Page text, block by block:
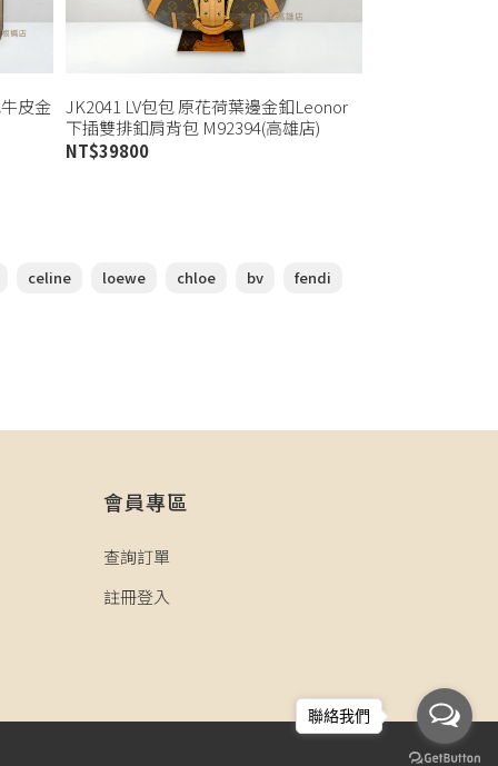
皮金
JK2041 LV包包 原花荷葉邊金釦Leonor
下插雙排釦肩背包 M92394(高雄店)
NT$39800
celine loewe chloe bv
fendi
會員專區
查詢訂單
註冊登入
聯絡我們